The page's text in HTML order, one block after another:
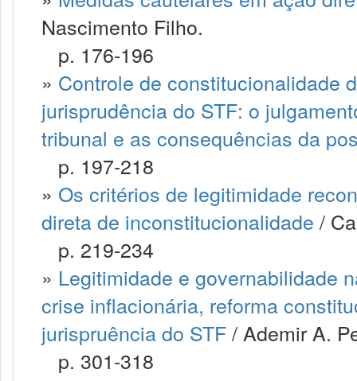
Nascimento Filho.
p. 176-196
» Controle de constitucionalidade
jurisprudência do STF: o
tribunal e as consequências da
p. 197-218
» Os critérios de legitimidade
direta de inconstitucionalidade /
p. 219-234
» Legitimidade e governabilidade
crise inflacionária, reforma
jurispruência do STF/ Ademir A.
p. 301-318